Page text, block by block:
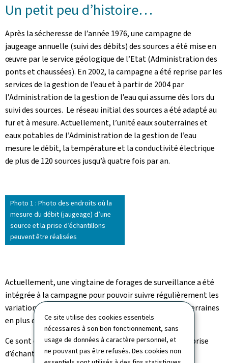
Ce site utilise des cookies essentiels
nécessaires à son bon fonctionnement, sans
usage de données à caractère personnel, et
ne pouvant pas être refusés. Des cookies non
Un petit peu d’histoire…
Après la sécheresse de l’année 1976, une campagne de
jaugeage annuelle (suivi des débits) des sources a été mise en
œuvre par le service géologique de l’Etat (Administration des
ponts et chaussées). En 2002, la campagne a été reprise par les
services de la gestion de l’eau et à partir de 2004 par
l’Administration de la gestion de l’eau qui assume dès lors du
suivi des sources. Le réseau initial des sources a été adapté au
fur et à mesure. Actuellement, l’unité eaux souterraines et
eaux potables de l’Administration de la gestion de l’eau
mesure le débit, la température et la conductivité électrique
de plus de 120 sources jusqu’à quatre fois par an.
Photo 1 : Photo des endroits où la
mesure du débit (jaugeage) d’une
source et la prise d’échantillons
peuvent être réalisées
Actuellement, une vingtaine de forages de surveillance a été
intégrée à la campagne pour pouvoir suivre régulièrement les
variations des niveaux de plusieurs nappes d’eaux souterraines
en plus des débits des sources.
Ce sont des forages de petit diamètre, permettant la prise
d’échantillons et le suivi du niveau d’une nappe d’eau